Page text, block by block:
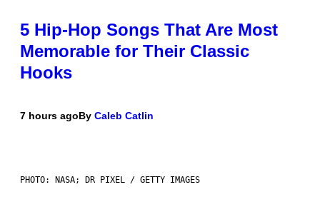
5 Hip-Hop Songs That Are Most
Memorable for Their Classic
Hooks
7 hours agoBy Caleb Catlin
PHOTO: NASA; DR PIXEL / GETTY IMAGES